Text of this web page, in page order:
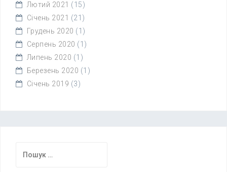
Лютий 2021 (15)
Січень 2021 (21)
Грудень 2020 (1)
Серпень 2020 (1)
Липень 2020 (1)
Березень 2020 (1)
Січень 2019 (3)